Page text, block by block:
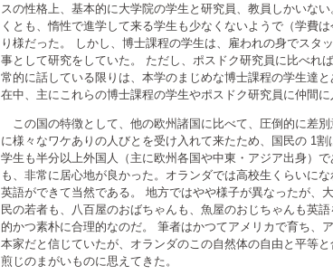
スの性格上、基本的に大学院の学生と研究員、教員しかいな
くとも、惰性で進学して来る学生も少なくないようで（学費
り様だった。 しかし、博士課程の学生は、雇われの身でスタ
事として研究をしていた。 ただし、ポスドク研究員に比べれ
常的に話している限りは、本学のまじめな博士課程の学生達
在中、主にこれらの博士課程の学生やポスドク研究員に仲間に
この国の特徴として、他の欧州諸国に比べて、圧倒的に差
に様々なワケありの人びとを受け入れて来たため、国民の 1
学生も半分以上外国人（主に欧州各国や中東・アジア出身）
も、非常に居心地が良かった。オランダでは高校生くらいに
英語ができて当然である。 地方ではやや様子が異なったが、
民の若者も、八百屋のおばちゃんも、魚屋のおじちゃんも英
的かつ素朴に合理的なのだ。 筆者はかつてアメリカで育ち、
本家だと信じていたが、オランダのこの自然体の自由と平等
煎じのまがいものに思えてきた。